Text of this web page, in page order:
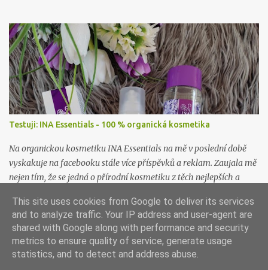
Testuji: INA Essentials - 100 % organická kosmetika
Na organickou kosmetiku INA Essentials na mě v poslední době
vyskakuje na facebooku stále více příspěvků a reklam. Zaujala mě
nejen tím, že se jedná o přírodní kosmetiku z těch nejlepších a
takové já ráda podpořím a samozřejmě i vyzkouším. Proto jsem
neváhala ani chviličku a rozhodla se nějaké jejich produkty
otestovat. Firma mě příjemně překvapila, když mi dovolila vybrat
si hned dva jejich výrobky k otestování. A tak jsem se rozhodla, že
This site uses cookies from Google to deliver its services
and to analyze traffic. Your IP address and user-agent are
shared with Google along with performance and security
metrics to ensure quality of service, generate usage
statistics, and to detect and address abuse.